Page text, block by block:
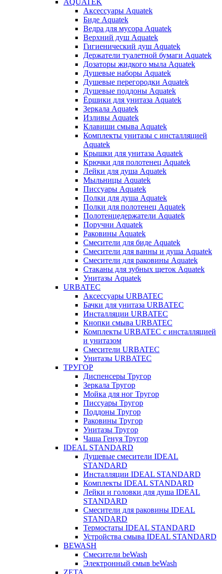
AQUATEK
Аксессуары Aquatek
Биде Aquatek
Ведра для мусора Aquatek
Верхний душ Aquatek
Гигиенический душ Aquatek
Держатели туалетной бумаги Aquatek
Дозаторы жидкого мыла Aquatek
Душевые наборы Aquatek
Душевые перегородки Aquatek
Душевые поддоны Aquatek
Ёршики для унитаза Aquatek
Зеркала Aquatek
Изливы Aquatek
Клавиши смыва Aquatek
Комплекты унитазы с инсталляцией
Aquatek
Крышки для унитаза Aquatek
Крючки для полотенец Aquatek
Лейки для душа Aquatek
Мыльницы Aquatek
Писсуары Aquatek
Полки для душа Aquatek
Полки для полотенец Aquatek
Полотенцедержатели Aquatek
Поручни Aquatek
Раковины Aquatek
Смесители для биде Aquatek
Смесители для ванны и душа Aquatek
Смесители для раковины Aquatek
Стаканы для зубных щеток Aquatek
Унитазы Aquatek
URBATEC
Аксессуары URBATEC
Бачки для унитаза URBATEC
Инсталляции URBATEC
Кнопки смыва URBATEC
Комплекты URBATEC с инсталляцией
и унитазом
Смесители URBATEC
Унитазы URBATEC
ТРУГОР
Диспенсеры Тругор
Зеркала Тругор
Мойка для ног Тругор
Писсуары Тругор
Поддоны Тругор
Раковины Тругор
Унитазы Тругор
Чаша Генуя Тругор
IDEAL STANDARD
Душевые смесители IDEAL
STANDARD
Инсталляции IDEAL STANDARD
Комплекты IDEAL STANDARD
Лейки и головки для душа IDEAL
STANDARD
Смесители для раковины IDEAL
STANDARD
Термостаты IDEAL STANDARD
Устройства смыва IDEAL STANDARD
BEWASH
Смесители beWash
Электронный смыв beWash
ZETA